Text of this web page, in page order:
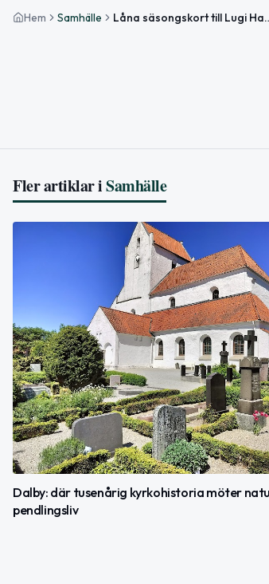
Hem Samhälle Låna säsongskort till
Fler artiklar iSamhälle
Dalby: där tusenårig kyrkohistoria möter
pendlingsliv